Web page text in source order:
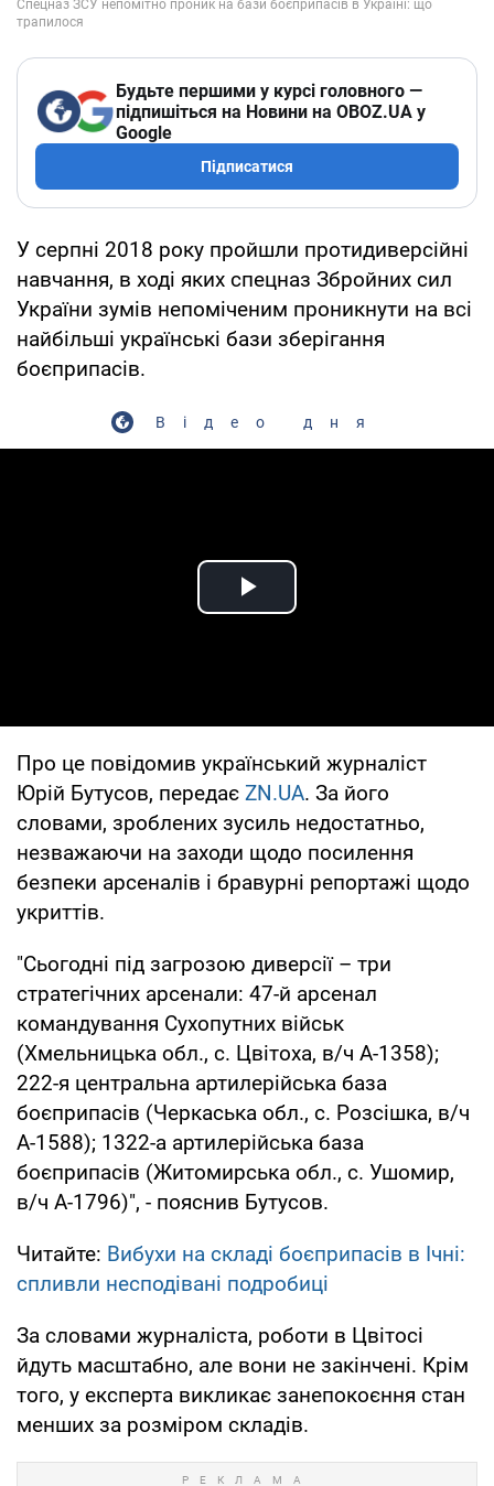
Будьте першими у курсі головного —
підпишіться на Новини на OBOZ.UA у
Google
Підписатися
У серпні 2018 року пройшли протидиверсійні
навчання, в ході яких спецназ Збройних сил
України зумів непоміченим проникнути на всі
найбільші українські бази зберігання
боєприпасів.
Відео дня
Play Video
Про це повідомив український журналіст
Юрій Бутусов, передає ZN.UA. За його
словами, зроблених зусиль недостатньо,
незважаючи на заходи щодо посилення
безпеки арсеналів і бравурні репортажі щодо
укриттів.
"Сьогодні під загрозою диверсії – три
стратегічних арсенали: 47-й арсенал
командування Сухопутних військ
(Хмельницька обл., с. Цвітоха, в/ч А-1358);
222-я центральна артилерійська база
боєприпасів (Черкаська обл., с. Розсішка, в/ч
А-1588); 1322-а артилерійська база
боєприпасів (Житомирська обл., с. Ушомир,
в/ч А-1796)", - пояснив Бутусов.
Читайте: Вибухи на складі боєприпасів в Ічні:
спливли несподівані подробиці
За словами журналіста, роботи в Цвітосі
йдуть масштабно, але вони не закінчені. Крім
того, у експерта викликає занепокоєння стан
менших за розміром складів.